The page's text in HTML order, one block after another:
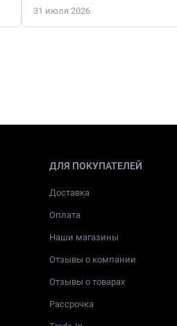
31 июля 2026
ДЛЯ ПОКУПАТЕЛЕЙ
Доставка
Оплата
Наши магазины
Отзывы о компании
Отзывы о товарах
Рассрочка